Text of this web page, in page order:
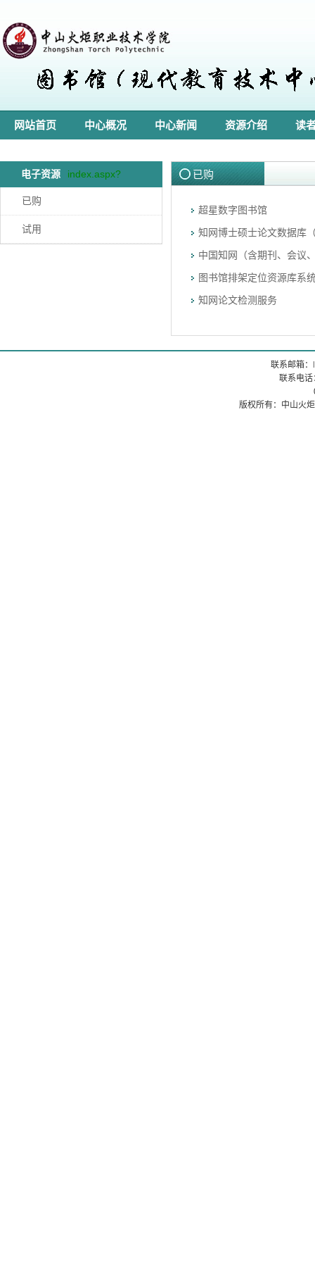
网站首页 中心概况 中心新闻 资源介绍 读
电子资源
index.aspx?
lanmuid=105
已购
试用
已购
超星数字图书馆
知网博士硕士论文数据库
中国知网（含期刊、会议
图书馆排架定位资源库系
知网论文检测服务
联系邮箱：
联系电
版权所有：中山火